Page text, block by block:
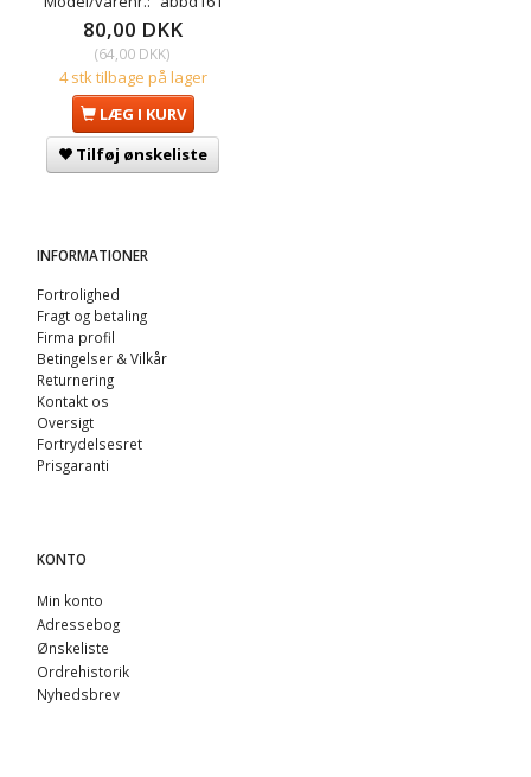
80,00 DKK
(64,00 DKK)
4 stk tilbage på lager
LÆG I KURV
Tilføj ønskeliste
INFORMATIONER
Fortrolighed
Fragt og betaling
Firma profil
Betingelser & Vilkår
Returnering
Kontakt os
Oversigt
Fortrydelsesret
Prisgaranti
KONTO
Min konto
Adressebog
Ønskeliste
Ordrehistorik
Nyhedsbrev